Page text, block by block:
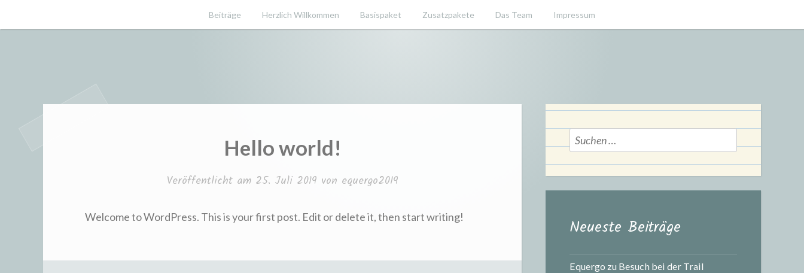
Inhalt
Beiträge Herzlich Willkommen Basispaket Zusatzpakete Das Team Impressum
equergo.de
Hello world!
Veröffentlicht am 25. Juli 2019 von equergo2019
Welcome to WordPress. This is your first post. Edit or delete it, then start writing!
Suchen
nach:
Neueste Beiträge
Equergo zu Besuch bei der Trail